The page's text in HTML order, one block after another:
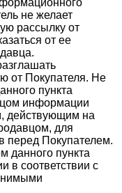
не желает
рассылку от
от ее
от Покупателя. Не
пункта
информации
действующим на
для
перед Покупателем.
данного пункта
в соответствии с